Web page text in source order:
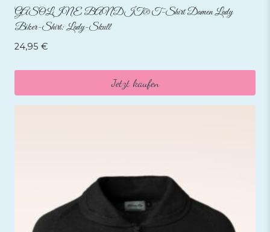
GASOLINE BANDIT® T-Shirt Damen Lady
Biker-Shirt: Lady-Skull
24,95 €
Jetzt kaufen